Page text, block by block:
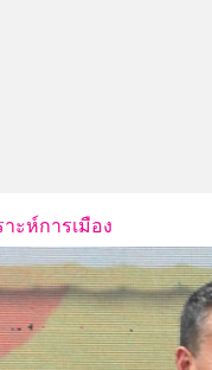
าะห์การเมือง